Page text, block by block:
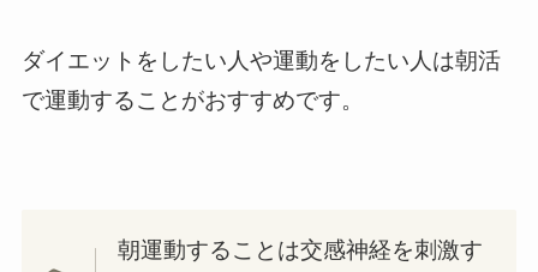
ダイエットをしたい人や運動をしたい人は朝活
で運動することがおすすめです。
朝運動することは交感神経を刺激す